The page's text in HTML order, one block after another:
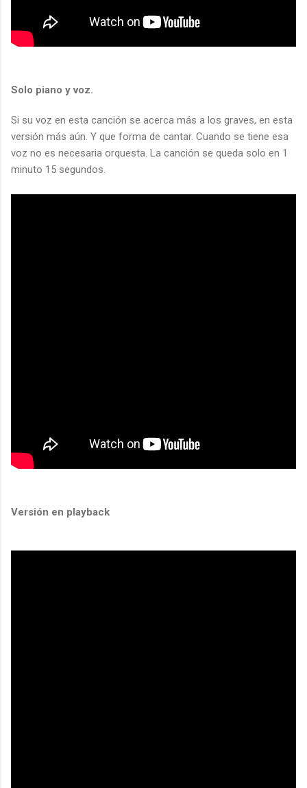
Solo piano y voz.
Si su voz en esta canción se acerca más a los graves, en esta
versión más aún. Y que forma de cantar. Cuando se tiene esa
voz no es necesaria orquesta. La canción se queda solo en 1
minuto 15 segundos.
Versión en playback